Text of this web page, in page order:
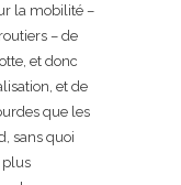
la mobilité –
– de
et donc
et de
que les
sans quoi
plus